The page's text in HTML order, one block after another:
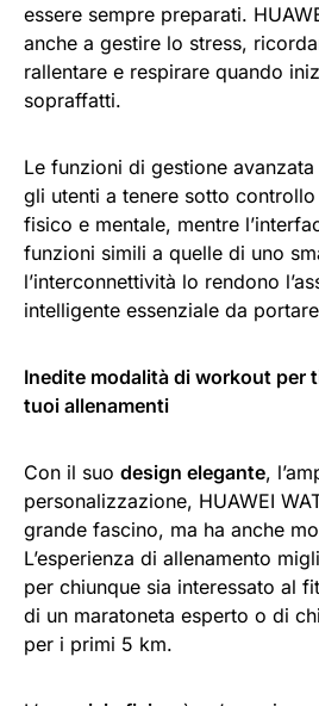
essere sempre preparati.
anche a gestire lo stress,
rallentare e respirare quando
sopraffatti.
Le funzioni di gestione
gli utenti a tenere sotto
fisico e mentale, mentre
funzioni simili a quelle di uno
l’interconnettività lo rendono
intelligente essenziale da
Inedite modalità di workout per
tuoi allenamenti
Con il suo design elegante,
personalizzazione, HUAWEI
grande fascino, ma ha anche
L’esperienza di allenamento
per chiunque sia interessato al
di un maratoneta esperto o di
per i primi 5 km.